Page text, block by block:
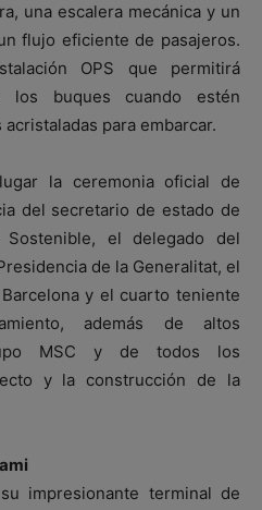
una escalera mecánica y un
flujo eficiente de pasajeros.
OPS que permitirá
los buques cuando estén
para embarcar.
la ceremonia oficial de
del secretario de estado de
el delegado del
de la Generalitat, el
y el cuarto teniente
además de altos
MSC y de todos los
y la construcción de la
impresionante terminal de